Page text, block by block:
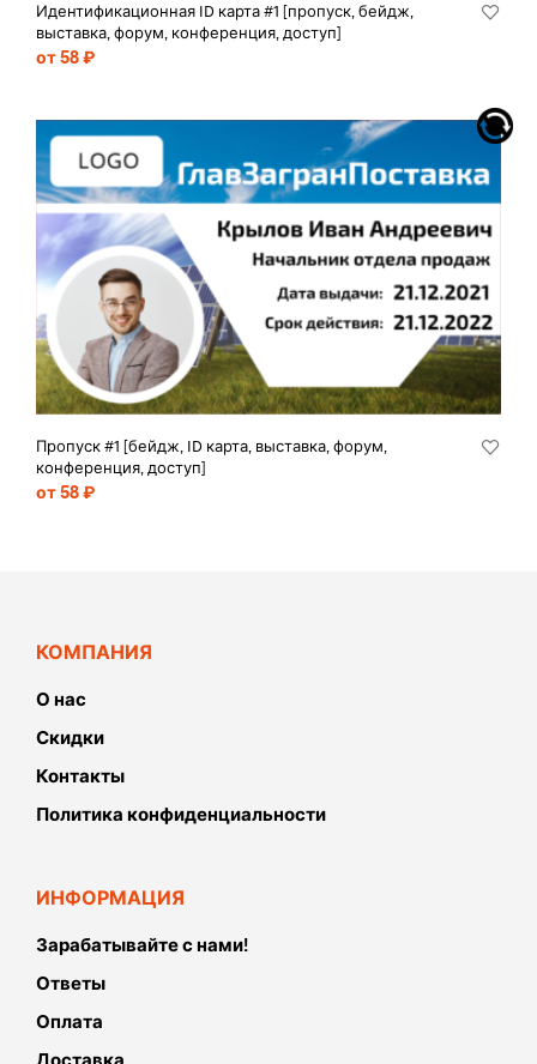
Идентификационная ID карта #1 [пропуск, бейдж,
выставка, форум, конференция, доступ]
от 58 ₽
Пропуск #1 [бейдж, ID карта, выставка, форум,
конференция, доступ]
от 58 ₽
КОМПАНИЯ
О нас
Скидки
Контакты
Политика конфиденциальности
ИНФОРМАЦИЯ
Зарабатывайте с нами!
Ответы
Оплата
Доставка